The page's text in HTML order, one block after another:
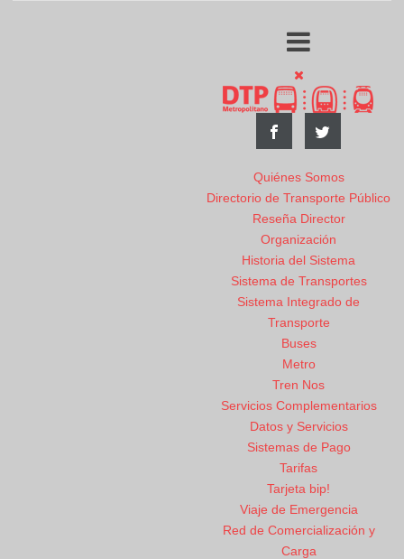
Quiénes Somos
Directorio de Transporte Público
Reseña Director
Organización
Historia del Sistema
Sistema de Transportes
Sistema Integrado de
Transporte
Buses
Metro
Tren Nos
Servicios Complementarios
Datos y Servicios
Sistemas de Pago
Tarifas
Tarjeta bip!
Viaje de Emergencia
Red de Comercialización y
Carga